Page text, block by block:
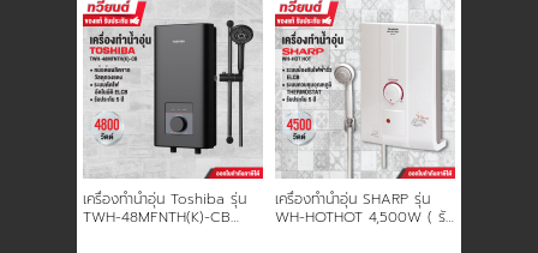
เครื่องทำน้ำอุ่น Toshiba รุ่น
TWH-48MFNTH(K)-CB
เครื่องทำน้ำอุ่น SHARP รุ่น
WH-HOTHOT 4,500W ( รับ
การชำระเงิน
ขั้นตอนการสั่งซื้อ
คณะกรรมการบริหาร